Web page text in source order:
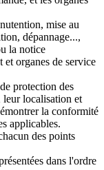
mise au
dépannage...,
la notice
et organes de service
protection des
leur localisation et
la conformité
applicables.
des points
dans l'ordre